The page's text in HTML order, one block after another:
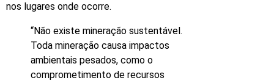
nos lugares onde ocorre.
“Não existe mineração sustentável.
Toda mineração causa impactos
ambientais pesados, como o
comprometimento de recursos